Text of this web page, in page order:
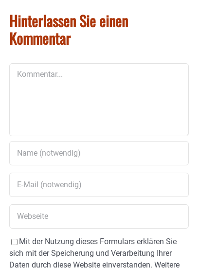
Hinterlassen Sie einen
Kommentar
Mit der Nutzung dieses Formulars erklären Sie
sich mit der Speicherung und Verarbeitung Ihrer
Daten durch diese Website einverstanden. Weitere